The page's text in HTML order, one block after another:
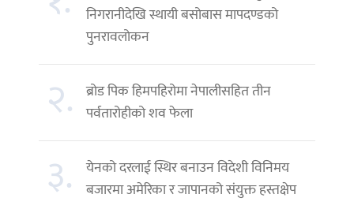
निगरानीदेखि स्थायी बसोबास मापदण्डको
पुनरावलोकन
२. ब्रोड पिक हिमपहिरोमा नेपालीसहित तीन
पर्वतारोहीको शव फेला
३.
येनको दरलाई स्थिर बनाउन विदेशी विनिमय
बजारमा अमेरिका र जापानको संयुक्त हस्तक्षेप